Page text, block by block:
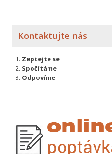
Kontaktujte nás
Zeptejte se
Spočítáme
Odpovíme